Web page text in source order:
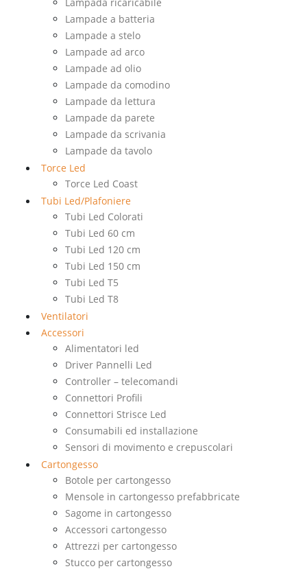
Lampade a batteria
Lampade a stelo
Lampade ad arco
Lampade ad olio
Lampade da comodino
Lampade da lettura
Lampade da parete
Lampade da scrivania
Lampade da tavolo
Torce Led
Torce Led Coast
Tubi Led/Plafoniere
Tubi Led Colorati
Tubi Led 60 cm
Tubi Led 120 cm
Tubi Led 150 cm
Tubi Led T5
Tubi Led T8
Ventilatori
Accessori
Alimentatori led
Driver Pannelli Led
Controller – telecomandi
Connettori Profili
Connettori Strisce Led
Consumabili ed installazione
Sensori di movimento e crepuscolari
Cartongesso
Botole per cartongesso
Mensole in cartongesso prefabbricate
Sagome in cartongesso
Accessori cartongesso
Attrezzi per cartongesso
Stucco per cartongesso